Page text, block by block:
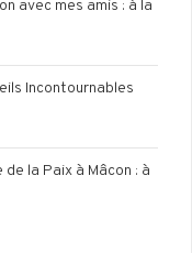
avec mes amis : à la
Incontournables
la Paix à Mâcon : à